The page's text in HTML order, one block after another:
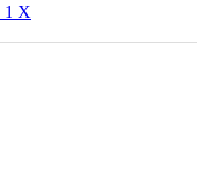
1 X